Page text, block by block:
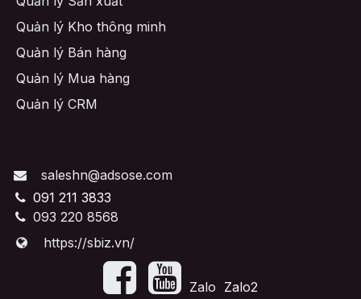
Quản lý Kho thông minh
Quản lý Bán hàng
Quản lý Mua hàng
Quản lý CRM
saleshn@adsose.com
091 211 3833
093 220 8568
https://sbiz.vn/
​Zalo Zalo2